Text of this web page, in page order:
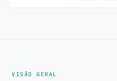
VISÃO GERAL